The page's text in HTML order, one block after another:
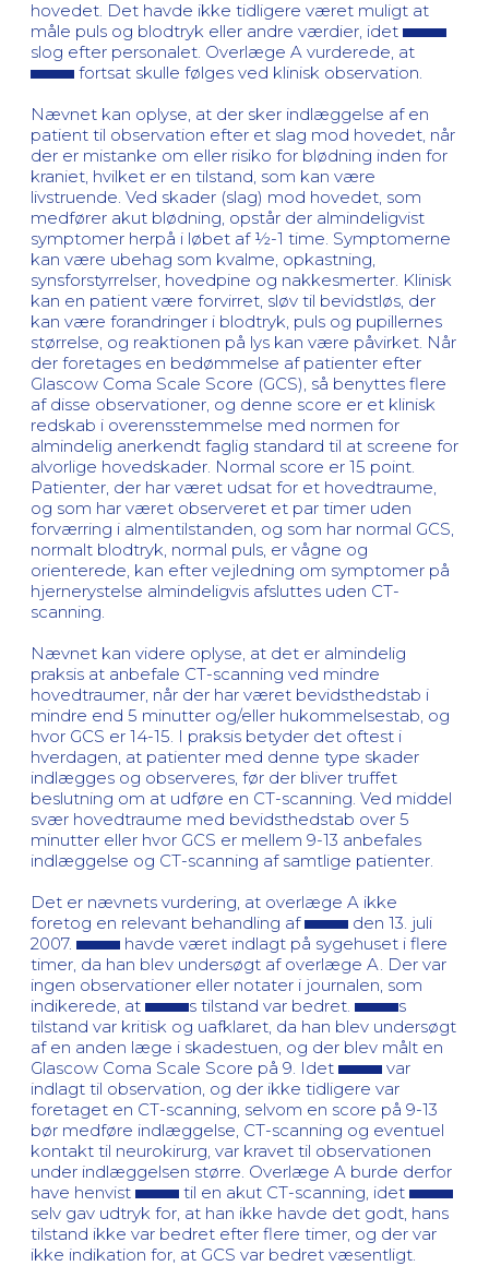
hovedet. Det havde ikke tidligere været muligt at
måle puls og blodtryk eller andre værdier, idet
slog efter personalet. Overlæge A vurderede, at
fortsat skulle følges ved klinisk observation.
Nævnet kan oplyse, at der sker indlæggelse af en
patient til observation efter et slag mod hovedet, når
der er mistanke om eller risiko for blødning inden for
kraniet, hvilket er en tilstand, som kan være
livstruende. Ved skader (slag) mod hovedet, som
medfører akut blødning, opstår der almindeligvist
symptomer herpå i løbet af ½-1 time. Symptomerne
kan være ubehag som kvalme, opkastning,
synsforstyrrelser, hovedpine og nakkesmerter. Klinisk
kan en patient være forvirret, sløv til bevidstløs, der
kan være forandringer i blodtryk, puls og pupillernes
størrelse, og reaktionen på lys kan være påvirket. Når
der foretages en bedømmelse af patienter efter
Glascow Coma Scale Score (GCS), så benyttes flere
af disse observationer, og denne score er et klinisk
redskab i overensstemmelse med normen for
almindelig anerkendt faglig standard til at screene for
alvorlige hovedskader. Normal score er 15 point.
Patienter, der har været udsat for et hovedtraume,
og som har været observeret et par timer uden
forværring i almentilstanden, og som har normal GCS,
normalt blodtryk, normal puls, er vågne og
orienterede, kan efter vejledning om symptomer på
hjernerystelse almindeligvis afsluttes uden CT-
scanning.
Nævnet kan videre oplyse, at det er almindelig
praksis at anbefale CT-scanning ved mindre
hovedtraumer, når der har været bevidsthedstab i
mindre end 5 minutter og/eller hukommelsestab, og
hvor GCS er 14-15. I praksis betyder det oftest i
hverdagen, at patienter med denne type skader
indlægges og observeres, før der bliver truffet
beslutning om at udføre en CT-scanning. Ved middel
svær hovedtraume med bevidsthedstab over 5
minutter eller hvor GCS er mellem 9-13 anbefales
indlæggelse og CT-scanning af samtlige patienter.
Det er nævnets vurdering, at overlæge A ikke
foretog en relevant behandling af
den 13. juli
2007.
havde været indlagt på sygehuset i flere
timer, da han blev undersøgt af overlæge A. Der var
ingen observationer eller notater i journalen, som
indikerede, at
s tilstand var bedret.
s
tilstand var kritisk og uafklaret, da han blev undersøgt
af en anden læge i skadestuen, og der blev målt en
Glascow Coma Scale Score på 9. Idet
var
indlagt til observation, og der ikke tidligere var
foretaget en CT-scanning, selvom en score på 9-13
bør medføre indlæggelse, CT-scanning og eventuel
kontakt til neurokirurg, var kravet til observationen
under indlæggelsen større. Overlæge A burde derfor
have henvist
til en akut CT-scanning, idet
selv gav udtryk for, at han ikke havde det godt, hans
tilstand ikke var bedret efter flere timer, og der var
ikke indikation for, at GCS var bedret væsentligt.